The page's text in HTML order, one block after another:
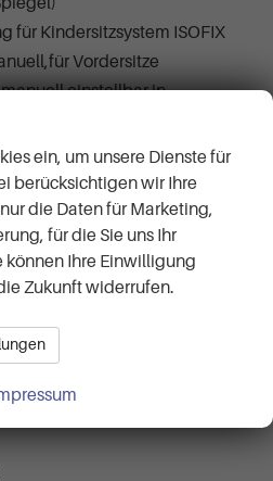
für Kindersitzsystem ISOFIX
Vordersitze
einstellbar in
automatisch abblendbar
und
BFS-Deaktivierung
Kopfairbag
ein, um unsere Dienste für
berücksichtigen wir Ihre
die Daten für Marketing,
für die Sie uns Ihr
können Ihre Einwilligung
Zukunft widerrufen.